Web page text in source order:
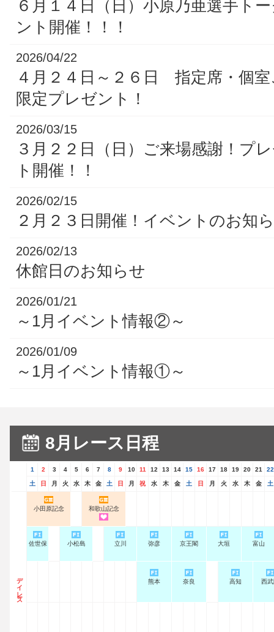
６月１４日（日）小原乃亜選手ト
ント開催！！！
2026/04/22
４月２４日～２６日 指定席・個
限定プレゼント！
2026/03/15
３月２２日（日）ご来場感謝！プ
ト開催！！
2026/02/15
２月２３日開催！イベントのお知
2026/02/13
休館日のお知らせ
2026/01/21
～1月イベント情報②～
2026/01/09
～1月イベント情報①～
8月レース日程
1 2 3 4 5 6 7 8 9 10 11 12 13 14 15 16 17 18 19 20 21 22
土 日 月 火 水 木 金 土 日 月 祝 水 木 金 土 日 月 火 水 木 金 土
デイレース
小田原記念 和歌山記念
佐世保 小松島 立川 弥彦 京王閣 大垣 富山
熊本 奈良 高知 西